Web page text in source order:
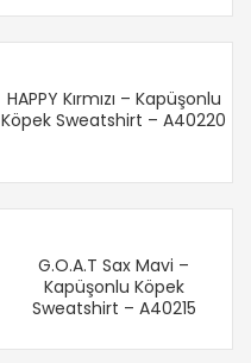
HAPPY Kırmızı – Kapüşonlu
Köpek Sweatshirt – A40220
G.O.A.T Sax Mavi –
Kapüşonlu Köpek
Sweatshirt – A40215